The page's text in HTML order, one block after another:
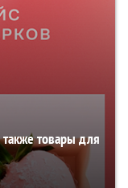
товары для